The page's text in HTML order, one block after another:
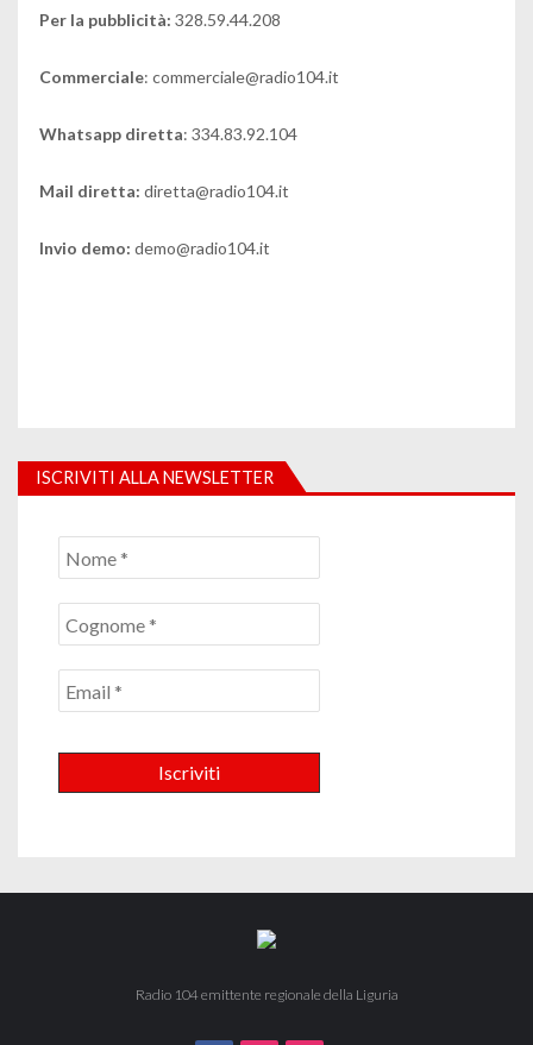
Per la pubblicità: 328.59.44.208
Commerciale: commerciale@radio104.it
Whatsapp diretta: 334.83.92.104
Mail diretta: diretta@radio104.it
Invio demo: demo@radio104.it
ISCRIVITI ALLA NEWSLETTER
Radio 104 emittente regionale della Liguria